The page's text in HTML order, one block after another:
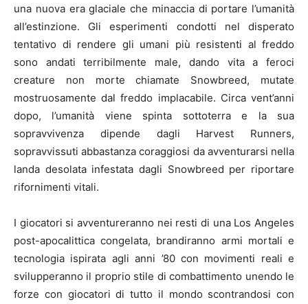
una nuova era glaciale che minaccia di portare l’umanità
all’estinzione. Gli esperimenti condotti nel disperato
tentativo di rendere gli umani più resistenti al freddo
sono andati terribilmente male, dando vita a feroci
creature non morte chiamate Snowbreed, mutate
mostruosamente dal freddo implacabile. Circa vent’anni
dopo, l’umanità viene spinta sottoterra e la sua
sopravvivenza dipende dagli Harvest Runners,
sopravvissuti abbastanza coraggiosi da avventurarsi nella
landa desolata infestata dagli Snowbreed per riportare
rifornimenti vitali.
I giocatori si avventureranno nei resti di una Los Angeles
post-apocalittica congelata, brandiranno armi mortali e
tecnologia ispirata agli anni ’80 con movimenti reali e
svilupperanno il proprio stile di combattimento unendo le
forze con giocatori di tutto il mondo scontrandosi con